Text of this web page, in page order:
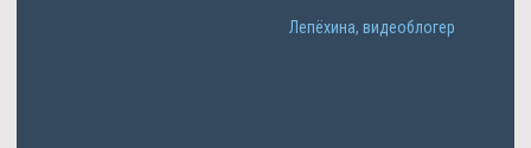
Лепёхина, видеоблогер